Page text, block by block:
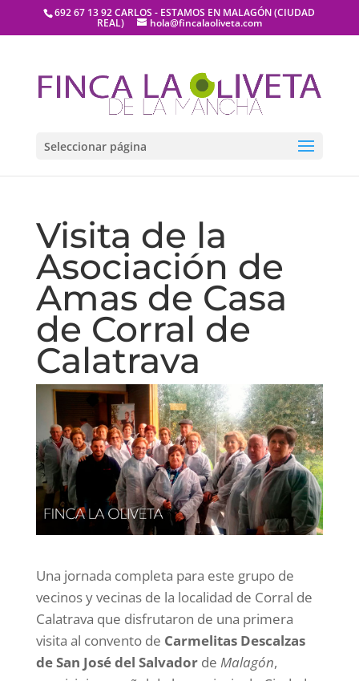
692 67 13 92 CARLOS - ESTAMOS EN MALAGÓN (CIUDAD
REAL) hola@fincalaoliveta.com
Seleccionar página
Visita de la
Asociación de
Amas de Casa
de Corral de
Calatrava
Una jornada completa para este grupo de
vecinos y vecinas de la localidad de Corral de
Calatrava que disfrutaron de una primera
visita al convento de Carmelitas Descalzas
de San José del Salvadorde Malagón,